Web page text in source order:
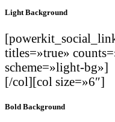
Light Background
titles=»true»
scheme=»light-bg»]
[/col][col size=»6″]
Bold Background